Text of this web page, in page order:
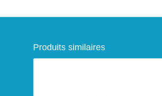
Produits similaires